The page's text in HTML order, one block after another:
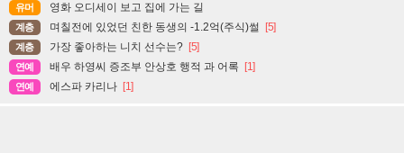
유머 영화 오디세이 보고 집에 가는 길
계층 며칠전에 있었던 친한 동생의 -1.2억(주식)썰 [5]
계층 가장 좋아하는 니치 선수는? [5]
연예 배우 하영씨 증조부 안상호 행적 과 어록 [1]
연예 에스파 카리나 [1]